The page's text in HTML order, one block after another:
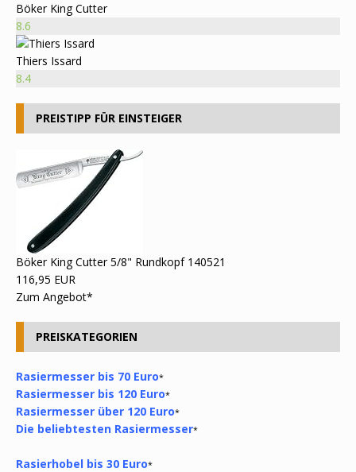
Böker King Cutter
8.6
Thiers Issard
8.4
PREISTIPP FÜR EINSTEIGER
Böker King Cutter 5/8" Rundkopf 140521
116,95 EUR
Zum Angebot*
PREISKATEGORIEN
Rasiermesser bis 70 Euro*
Rasiermesser bis 120 Euro*
Rasiermesser über 120 Euro*
Die beliebtesten Rasiermesser*
Rasierhobel bis 30 Euro*